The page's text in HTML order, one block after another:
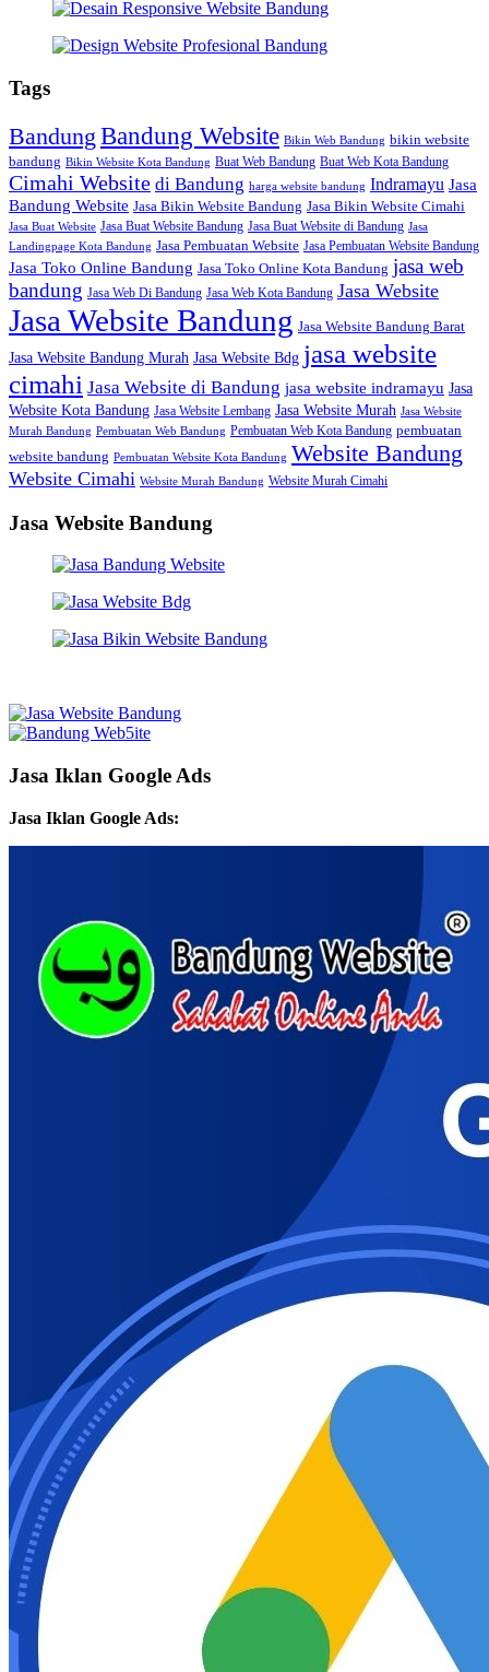
Tags
Bandung Bandung Website Bikin Web Bandung bikin website
bandung Bikin Website Kota Bandung Buat Web Bandung Buat Web Kota Bandung
Cimahi Website di Bandung harga website bandung Indramayu Jasa
Bandung Website Jasa Bikin Website Bandung Jasa Bikin Website Cimahi
Jasa Buat Website Jasa Buat Website Bandung Jasa Buat Website di Bandung Jasa
Landingpage Kota Bandung Jasa Pembuatan Website Jasa Pembuatan Website Bandung
Jasa Toko Online Bandung Jasa Toko Online Kota Bandung jasa web
bandung Jasa Web Di Bandung Jasa Web Kota Bandung Jasa Website
Jasa Website Bandung Jasa Website Bandung Barat
Jasa Website Bandung Murah Jasa Website Bdg jasa website
cimahi Jasa Website di Bandung jasa website indramayu Jasa
Website Kota Bandung Jasa Website Lembang Jasa Website Murah Jasa Website
Murah Bandung Pembuatan Web Bandung Pembuatan Web Kota Bandung pembuatan
website bandung Pembuatan Website Kota Bandung Website Bandung
Website Cimahi Website Murah Bandung Website Murah Cimahi
Jasa Website Bandung
Jasa Iklan Google Ads
Jasa Iklan Google Ads: